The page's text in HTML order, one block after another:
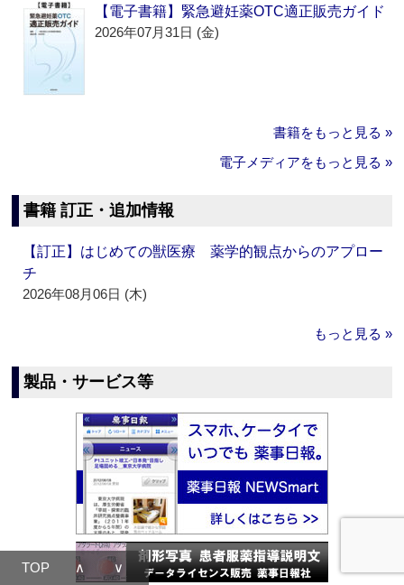
【電子書籍】緊急避妊薬OTC適正販売ガイド
2026年07月31日 (金)
書籍をもっと見る »
電子メディアをもっと見る »
書籍 訂正・追加情報
【訂正】はじめての獣医療 薬学的観点からのアプロー
チ
2026年08月06日 (木)
もっと見る »
製品・サービス等
TOP ∧ ∨